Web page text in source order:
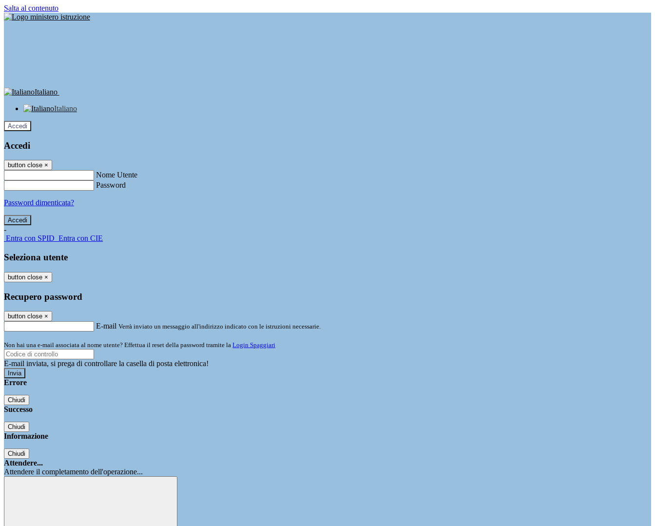
Salta al contenuto
Italiano
Italiano
Accedi
Accedi
button close ×
Nome Utente
Password
Password dimenticata?
-
Entra con SPID Entra con CIE
Seleziona utente
button close ×
Recupero password
button close ×
E-mail Verrà inviato un messaggio all'indirizzo indicato con le istruzioni necessarie.
Non hai una e-mail associata al nome utente? Effettua il reset della password tramite la Login Spaggiari
E-mail inviata, si prega di controllare la casella di posta elettronica!
Errore
Chiudi
Successo
Chiudi
Informazione
Chiudi
Attendere...
Attendere il completamento dell'operazione...